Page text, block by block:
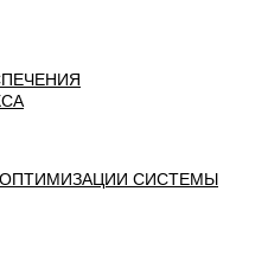
ОПТИМИЗАЦИИ СИСТЕМЫ